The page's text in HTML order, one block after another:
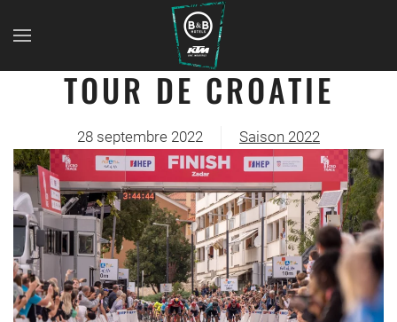
TOUR DE CROATIE
28 septembre 2022 Saison 2022